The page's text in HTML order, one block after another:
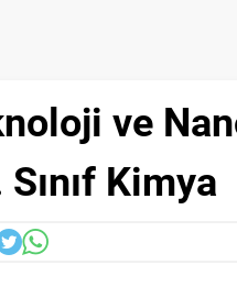
ve
Kimya